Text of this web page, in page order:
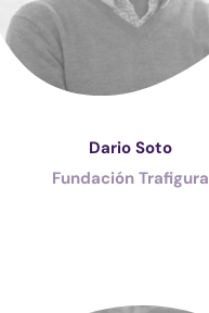
Dario Soto
Fundación Trafigura